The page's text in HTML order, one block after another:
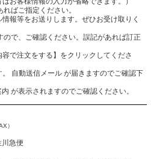
ばご指定ください。
をお送りします。ぜひお受け取りく
で、ご確認ください。誤記があれば訂正
文をする】をクリックしてくださ
動送信メール が届きますのでご確認下
が表示されますのでご確認ください。
）
急便